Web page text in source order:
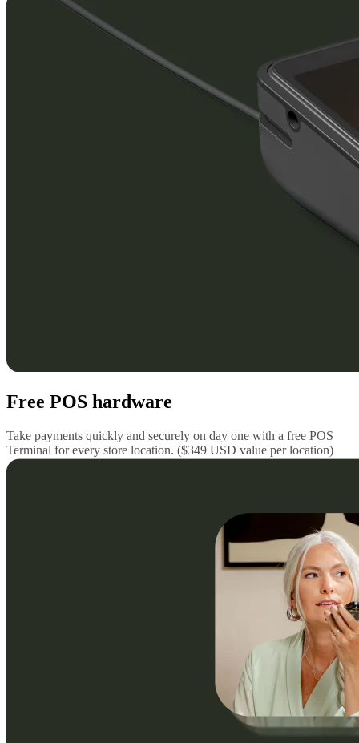
Free POS hardware
Take payments quickly and securely on day one with a free POS
Terminal for every store location. ($349 USD value per location)